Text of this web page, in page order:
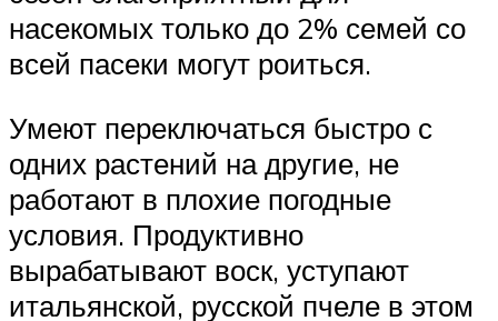
насекомых только до 2% семей со
всей пасеки могут роиться.
Умеют переключаться быстро с
одних растений на другие, не
работают в плохие погодные
условия. Продуктивно
вырабатывают воск, уступают
итальянской, русской пчеле в этом